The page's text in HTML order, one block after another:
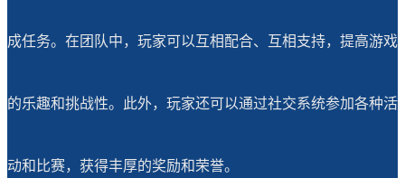
成任务。在团队中，玩家可以互相配合、互相支持，提高游戏
的乐趣和挑战性。此外，玩家还可以通过社交系统参加各种活
动和比赛，获得丰厚的奖励和荣誉。